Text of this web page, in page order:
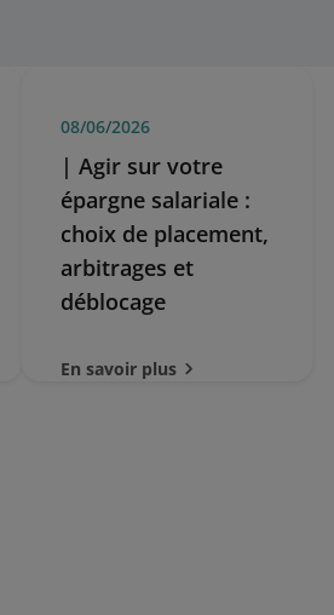
08/06/2026
| Agir sur votre
épargne salariale :
choix de placement,
arbitrages et
déblocage
En savoir plus